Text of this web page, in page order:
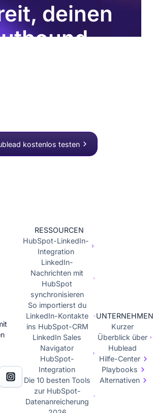
deinen
kostenlos testen
RESSOURCEN
HubSpot-LinkedIn-
Integration
LinkedIn-
Nachrichten mit
HubSpot
synchronisieren
So importierst du
LinkedIn-Kontakte
ins HubSpot-CRM
LinkedIn Sales
Navigator
HubSpot-
Integration
Die 10 besten Tools
zur HubSpot-
Datenanreicherung
UNTERNEHMEN
Kurzer
Überblick über
Hublead
Hilfe-Center
Playbooks
Alternativen